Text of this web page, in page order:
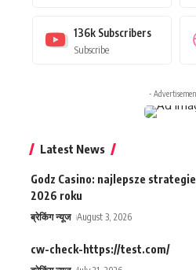
136k Subscribers
Subscribe
-
Latest News
Godz Casino: najlepsze
2026 roku
ब्रेकिंग न्यूज August 3, 2026
cw-check-https://test.com/